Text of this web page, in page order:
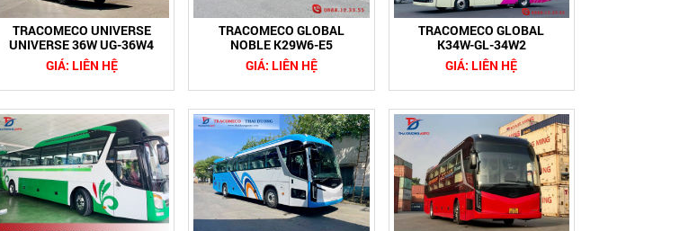
TRACOMECO UNIVERSE
UNIVERSE 36W UG-36W4
GIÁ: LIÊN HỆ
TRACOMECO GLOBAL
NOBLE K29W6-E5
GIÁ: LIÊN HỆ
TRACOMECO GLOBAL
K34W-GL-34W2
GIÁ: LIÊN HỆ